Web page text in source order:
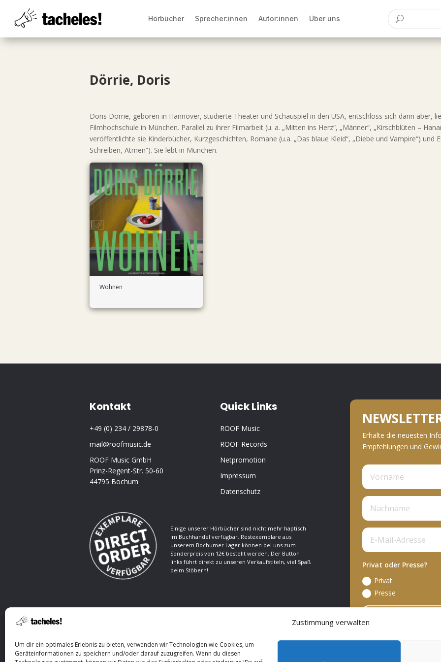
Zustimmung verwalten
Um dir ein optimales Erlebnis zu bieten, verwenden wir Technologien wie Cookies, um
Geräteinformationen zu speichern und/oder darauf zuzugreifen. Wenn du diesen
Hörbücher Sprecher:innen Autor:innen Über uns
Dörrie, Doris
Doris Dörrie, geboren in Hannover, studierte Theater und Schauspiel in den USA, entschloss sich dann aber,
Filmhochschule in München. Parallel zu ihrer Filmarbeit (u. a. „Mitten ins Herz“, „Männer“, „Kirschblüten –
veröffentlichte sie Kinderbücher, Kurzgeschichten, Romane (u.a. „Das blaue Kleid“, „Diebe und Vampire“) und
Schreiben, Atmen“). Sie lebt in München.
Wohnen
Kontakt
+49 (0) 234 / 29878-0
mail@roofmusic.de
ROOF Music GmbH
Prinz-Regent-Str. 50-60
44795 Bochum
Quick Links
ROOF Music
ROOF Records
Netpromotion
Impressum
Datenschutz
Einige unserer Hörbücher sind nicht mehr haptisch
im Buchhandel verfügbar. Restexemplare aus
unserem Bochumer Lager können bei uns zum
Sonderpreis von 12€ bestellt werden. Der Button
links führt direkt zu unseren Verkaufstiteln, viel Spaß
beim Stöbern!
Erhalte die neuesten
Empfehlungen und
Privat oder Presse?
Privat
Presse